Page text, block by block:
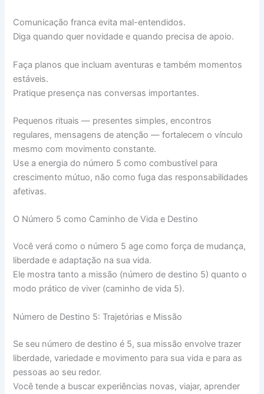
Comunicação franca evita mal-entendidos.
Diga quando quer novidade e quando precisa de apoio.
Faça planos que incluam aventuras e também momentos
estáveis.
Pratique presença nas conversas importantes.
Pequenos rituais — presentes simples, encontros
regulares, mensagens de atenção — fortalecem o vínculo
mesmo com movimento constante.
Use a energia do número 5 como combustível para
crescimento mútuo, não como fuga das responsabilidades
afetivas.
O Número 5 como Caminho de Vida e Destino
Você verá como o número 5 age como força de mudança,
liberdade e adaptação na sua vida.
Ele mostra tanto a missão (número de destino 5) quanto o
modo prático de viver (caminho de vida 5).
Número de Destino 5: Trajetórias e Missão
Se seu número de destino é 5, sua missão envolve trazer
liberdade, variedade e movimento para sua vida e para as
pessoas ao seu redor.
Você tende a buscar experiências novas, viajar, aprender